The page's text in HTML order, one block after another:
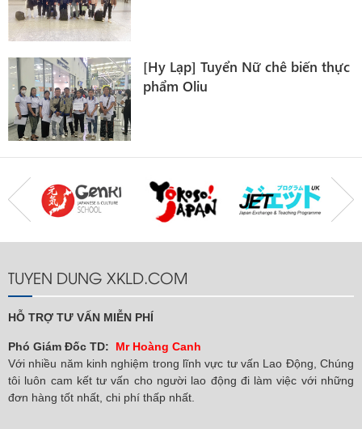
[Hy Lạp] Tuyển Nữ chê biến thực
phẩm Oliu
TUYEN DUNG XKLD.COM
HỖ TRỢ TƯ VẤN MIỄN PHÍ
Phó Giám Đốc TD:
Mr Hoàng Canh
Với nhiều năm kinh nghiệm trong lĩnh vực tư vấn Lao Động, Chúng
tôi luôn cam kết tư vấn cho người lao động đi làm việc với những
đơn hàng tốt nhất, chi phí thấp nhất.